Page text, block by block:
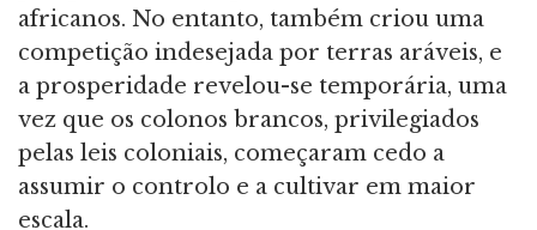
africanos. No entanto, também criou uma
competição indesejada por terras aráveis, e
a prosperidade revelou-se temporária, uma
vez que os colonos brancos, privilegiados
pelas leis coloniais, começaram cedo a
assumir o controlo e a cultivar em maior
escala.